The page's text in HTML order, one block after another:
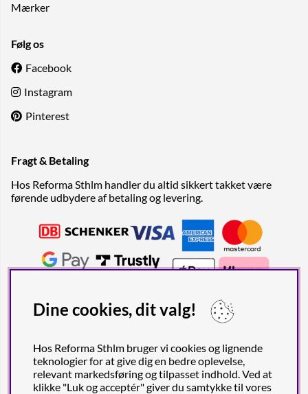
Mærker
Følg os
Facebook
Instagram
Pinterest
Fragt & Betaling
Hos Reforma Sthlm handler du altid sikkert takket være
førende udbydere af betaling og levering.
Dine cookies, dit valg!
Hos Reforma Sthlm bruger vi cookies og lignende
teknologier for at give dig en bedre oplevelse,
relevant markedsføring og tilpasset indhold. Ved at
klikke "Luk og acceptér" giver du samtykke til vores